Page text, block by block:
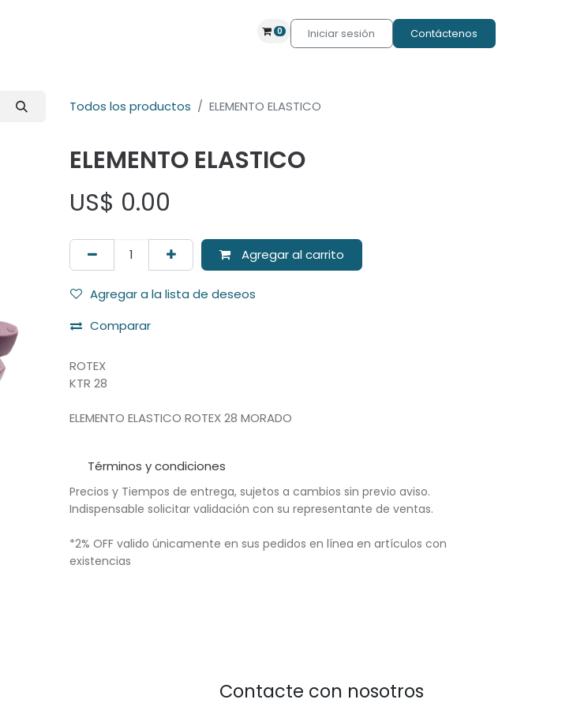
0 Iniciar sesión Contáctenos
Todos los productos ELEMENTO ELASTICO
ELEMENTO ELASTICO
US$ 0.00
Agregar al carrito
Agregar a la lista de deseos
Comparar
ROTEX
KTR 28
ELEMENTO ELASTICO ROTEX 28 MORADO
Términos y condiciones
Precios y Tiempos de entrega, sujetos a cambios sin previo aviso.
Indispensable solicitar validación con su representante de ventas.
*2% OFF valido únicamente en sus pedidos en línea en artículos con
existencias
Contacte con nosotros